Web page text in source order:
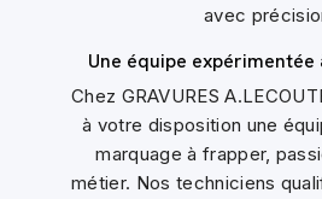
avec
Une équipe
Chez GRAVURES
à votre disposition une
marquage à frapper,
métier. Nos techniciens